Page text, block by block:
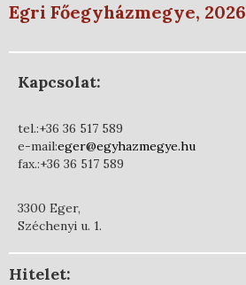
Egri Főegyházmegye, 2026
Kapcsolat:
tel.:+36 36 517 589
e-mail:eger@egyhazmegye.hu
fax.:+36 36 517 589
3300 Eger,
Széchenyi u. 1.
Hitelet: